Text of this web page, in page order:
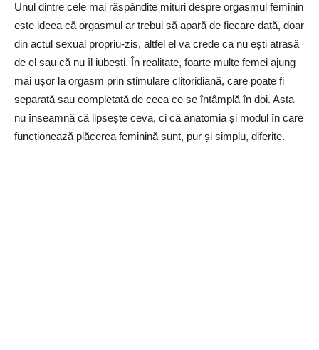
Unul dintre cele mai răspândite mituri despre orgasmul feminin
este ideea că orgasmul ar trebui să apară de fiecare dată, doar
din actul sexual propriu-zis, altfel el va crede ca nu ești atrasă
de el sau că nu îl iubești. În realitate, foarte multe femei ajung
mai ușor la orgasm prin stimulare clitoridiană, care poate fi
separată sau completată de ceea ce se întâmplă în doi. Asta
nu înseamnă că lipsește ceva, ci că anatomia și modul în care
funcționează plăcerea feminină sunt, pur și simplu, diferite.